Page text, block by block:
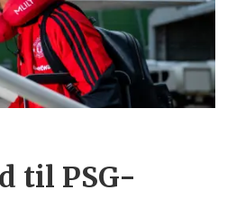
til PSG-